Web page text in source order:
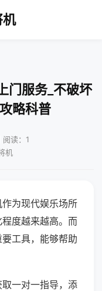
机
门服务_不破坏
略科普
读：1
机
作为现代娱乐场所
度越来越高。而
工具，能够帮助
一对一指导，添